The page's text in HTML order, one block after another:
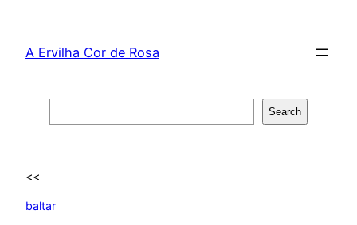
content
A Ervilha Cor de Rosa
Search
<<
baltar